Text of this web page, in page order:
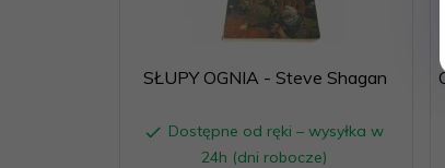
SŁUPY OGNIA - Steve Shagan
Dostępne od ręki – wysyłka w
24h (dni robocze)